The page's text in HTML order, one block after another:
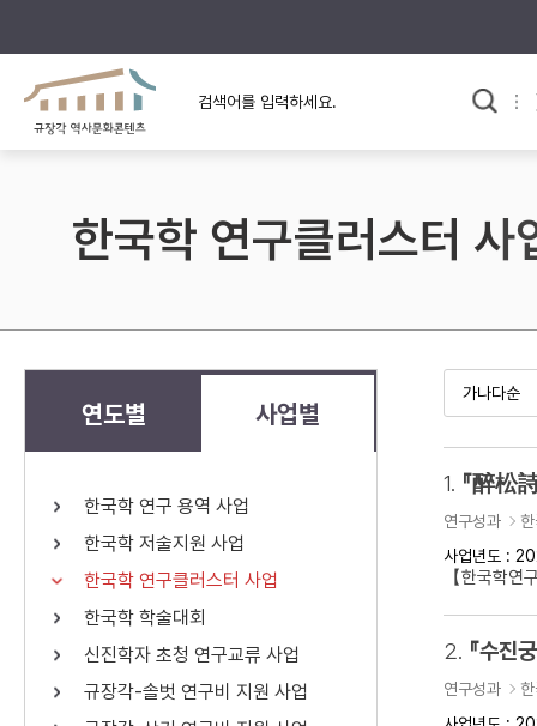
규장각의 어제와 오늘
규장각 소개영상
사료와 문학으로 본
고대
고려
조선 후기
근대
검색 연산자 사용안내
연산자
AND
OR 정조 OR 정약용 “정조” 또는 “
료를 검색
한국학 연구클러스터 사
연도별 사업별
한국학 연구 용역 사업
한국학 저술지원 사업
한국학 연구클러스터 사업
한국학 학술대회
신진학자 초청 연구교류 사업
규장각-솔벗 연구비 지원 사업
1. 『醉松
연구성과
사업년도 :
【한국학
2. 『수진
연구성과